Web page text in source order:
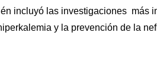
incluyó las investigaciones más
y la prevención de la